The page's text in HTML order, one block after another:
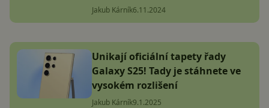
Jakub Kárník6.11.2024
Unikají oficiální tapety řady
Galaxy S25! Tady je stáhnete ve
vysokém rozlišení
Jakub Kárník9.1.2025